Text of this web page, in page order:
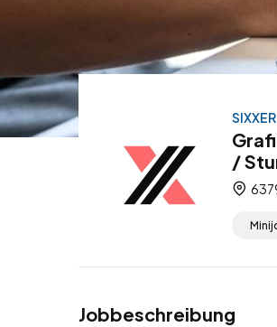
SIXXER
/
Jobbeschreibung